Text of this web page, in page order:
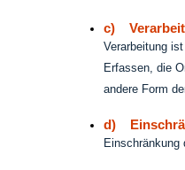
c)
Verarbeitung
Erfassen, die
andere Form
d)
Einschränkung